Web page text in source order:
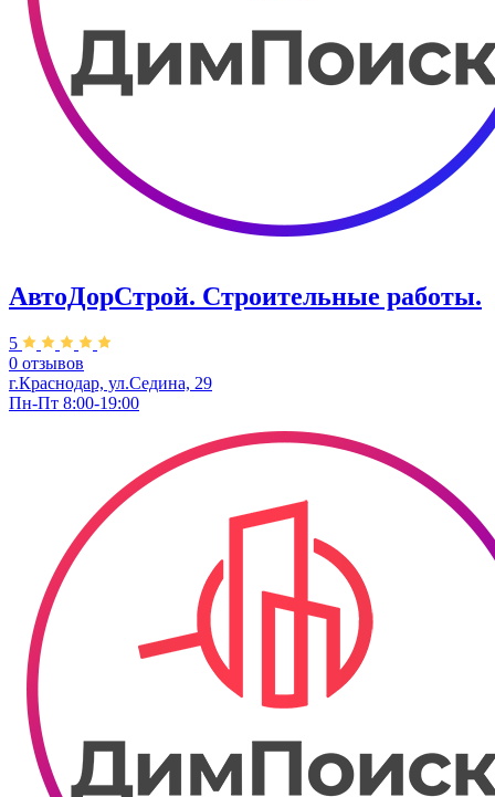
АвтоДорСтрой. Строительные работы.
5
0 отзывов
г.Краснодар, ул.Седина, 29
Пн-Пт 8:00-19:00